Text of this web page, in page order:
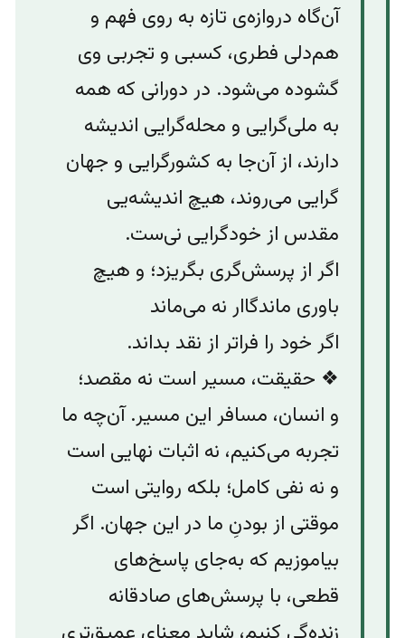
آن‌گاه دروازه‌ی تازه به روی فهم و
هم‌دلی فطری، کسبی و تجربی وی
گشوده می‌شود. در دورانی که همه
به ملی‌گرایی و محله‌گرایی اندیشه
دارند، از آن‌جا به کشورگرایی و جهان
گرایی می‌روند،‌ هیچ اندیشه‌‌یی
مقدس از خودگرایی نی‌ست.
اگر از پرسش‌گری بگریزد؛ و هیچ
باوری ماندگاار نه می‌ماند
اگر خود را فراتر از نقد بداند.
❖ حقیقت، مسیر است نه مقصد؛
و انسان، مسافر این مسیر. آن‌چه ما
تجربه می‌کنیم، نه اثبات نهایی است
و نه نفی کامل؛ بلکه روایتی است
موقتی از بودنِ ما در این جهان. اگر
بیاموزیم که به‌جای پاسخ‌های
قطعی، با پرسش‌های صادقانه